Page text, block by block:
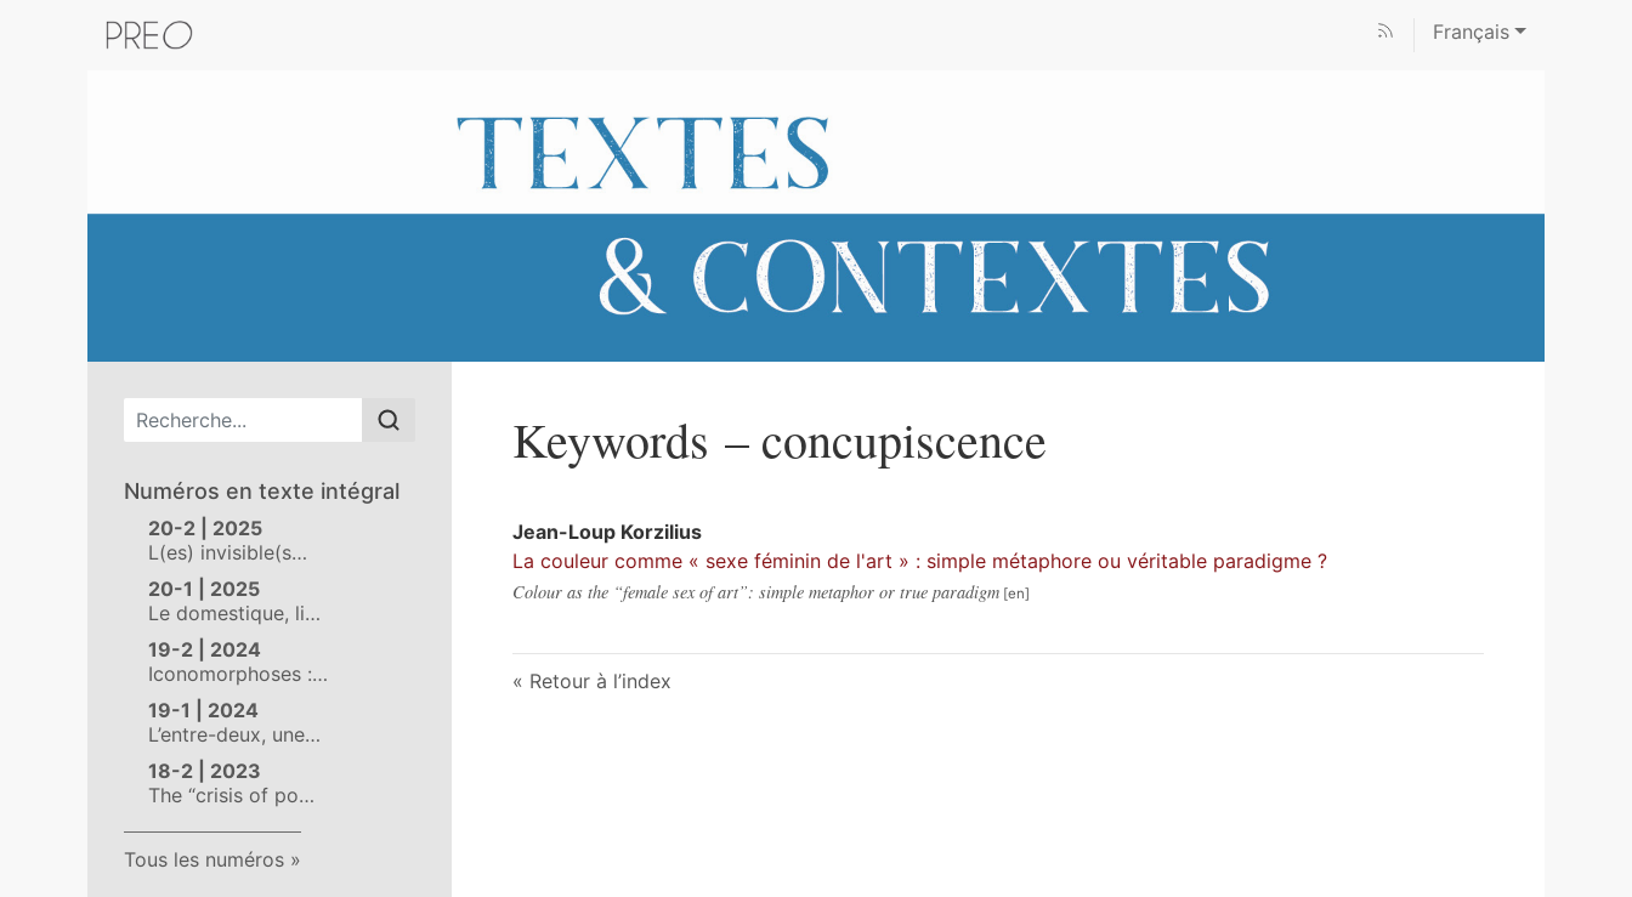
Français
Menu principal
Numéros en texte intégral
20-2 | 2025
L(es) invisible(s…
20-1 | 2025
Le domestique, li…
19-2 | 2024
Iconomorphoses :…
19-1 | 2024
L’entre-deux, une…
18-2 | 2023
The “crisis of po…
Tous les numéros
Keywords – concupiscence
Jean-Loup Korzilius
La couleur comme « sexe féminin de l'art » : simple métaphore ou véritable paradigme ?
Colour as the “female sex of art”: simple metaphor or true paradigm
Retour à l’index